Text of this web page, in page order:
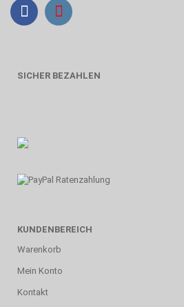
SICHER BEZAHLEN
KUNDENBEREICH
Warenkorb
Mein Konto
Kontakt